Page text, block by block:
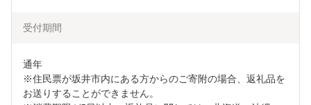
受付期間
通年
※住民票が坂井市内にある方からのご寄附の場合、返礼品を
お送りすることができません。